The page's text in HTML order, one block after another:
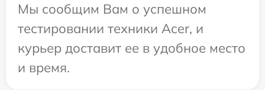
Мы сообщим Вам о успешном
тестировании техники Acer, и
курьер доставит ее в удобное место
и время.